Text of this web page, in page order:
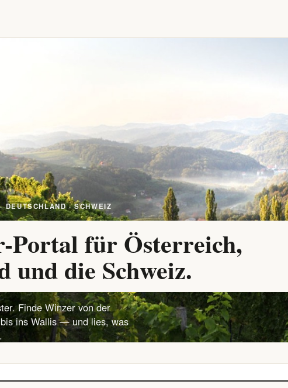
DEUTSCHLAND · SCHWEIZ
Portal für Österreich,
und die Schweiz.
Finde Winzer von der
ins Wallis — und lies, was